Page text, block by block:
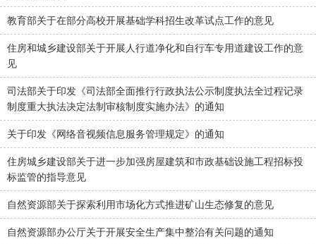
教育部关于在部分高校开展基础学科招生改革试点工作的意见
住房和城乡建设部关于开展人行道净化和自行车专用道建设工作的意
见
司法部关于印发《司法部全面推行行政执法公示制度执法全过程记录
制度重大执法决定法制审核制度实施办法》的通知
关于印发《网络音视频信息服务管理规定》的通知
住房城乡建设部关于进一步加强房屋建筑和市政基础设施工程招标投
标监管的指导意见
自然资源部关于探索利用市场化方式推进矿山生态修复的意见
自然资源部办公厅关于开展安全生产集中整治有关问题的通知